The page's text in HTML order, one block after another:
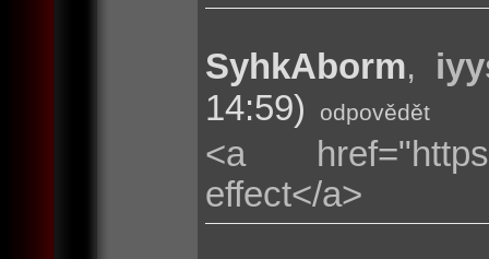
SyhkAborm,
14:59)
odpovědět
<a
effect</a>